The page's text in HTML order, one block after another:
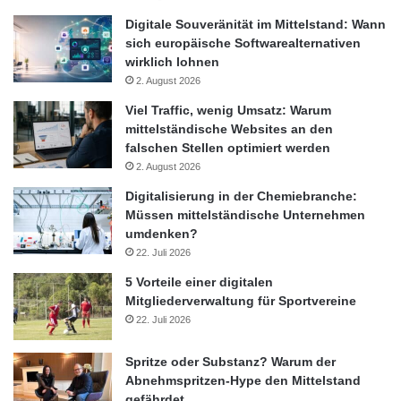
Orginal-Meldung:
http://www.presseportal.de/pm/102444/2176125/deutscher-bav-
service-automatisierte-und-juristisch-gepruefte-it-verwaltung-
fuer/api
Handy IT ITK Kommunikation
PDA Smartphone Tablet
Technik
Digitale Souveränität im Mittelstand: Wann
sich europäische Softwarealternativen
wirklich lohnen
2. August 2026
Viel Traffic, wenig Umsatz: Warum
mittelständische Websites an den
falschen Stellen optimiert werden
2. August 2026
Digitalisierung in der Chemiebranche:
Müssen mittelständische Unternehmen
umdenken?
22. Juli 2026
5 Vorteile einer digitalen
Mitgliederverwaltung für Sportvereine
22. Juli 2026
Spritze oder Substanz? Warum der
Abnehmspritzen-Hype den Mittelstand